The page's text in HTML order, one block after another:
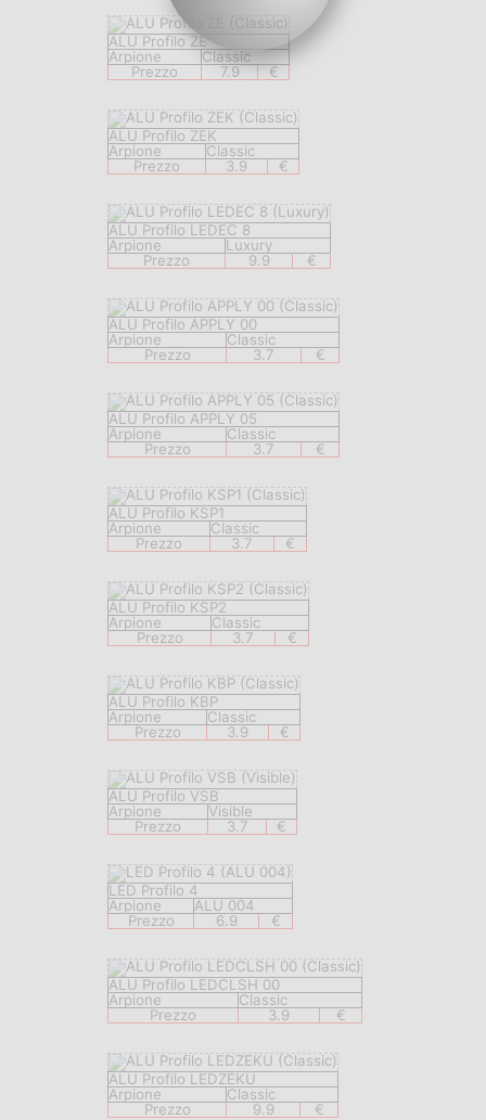
ALU Profilo ZE
Arpione
Classic
Prezzo
7.9 €
ALU Profilo ZEK
Arpione
Classic
Prezzo
3.9 €
ALU Profilo LEDEC 8
Arpione
Luxury
Prezzo
9.9 €
ALU Profilo APPLY 00
Arpione
Classic
Prezzo
3.7 €
ALU Profilo APPLY 05
Arpione
Classic
Prezzo
3.7 €
ALU Profilo KSP1
Arpione
Classic
Prezzo
3.7 €
ALU Profilo KSP2
Arpione
Classic
Prezzo
3.7 €
ALU Profilo KBP
Arpione
Classic
Prezzo
3.9 €
ALU Profilo VSB
Arpione
Visible
Prezzo
3.7 €
LED Profilo 4
Arpione
ALU 004
Prezzo
6.9 €
ALU Profilo LEDCLSH 00
Arpione
Classic
Prezzo
3.9 €
ALU Profilo LEDZEKU
Arpione
Classic
Prezzo
9.9 €